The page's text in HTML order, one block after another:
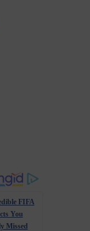
FIFA
You
Missed